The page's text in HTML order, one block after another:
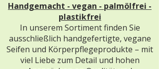
Handgemacht - vegan - palmölfrei -
plastikfrei
In unserem Sortiment finden Sie
ausschließlich handgefertigte, vegane
Seifen und Körperpflegeprodukte – mit
viel Liebe zum Detail und hohen